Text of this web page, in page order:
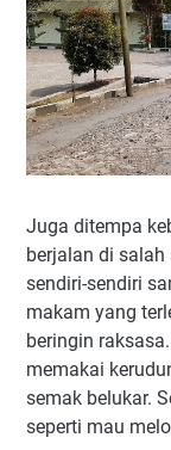
Juga ditempa
berjalan di
sendiri-sendiri
makam yang
beringin
memakai
semak belukar.
seperti mau